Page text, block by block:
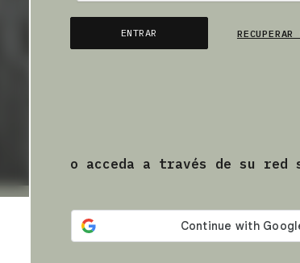
ENTRAR RECUPERAR
o acceda a través de su red